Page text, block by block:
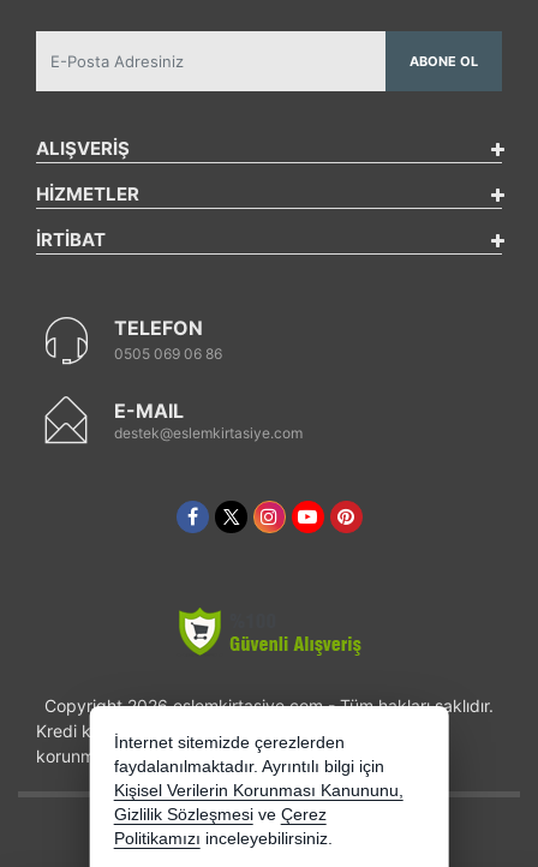
ABONE OL
ALIŞVERİŞ
HİZMETLER
İRTİBAT
TELEFON
0505 069 06 86
E-MAIL
destek@eslemkirtasiye.com
Copyright 2026 eslemkirtasiye.com - Tüm hakları saklıdır.
Kredi kartı bilgileriniz 256bit SSL sertifikası ile
korunmaktadır.
Bu site AKINSOFT E-Ticaret ile hazırlanmıştır.
İnternet sitemizde çerezlerden
faydalanılmaktadır. Ayrıntılı bilgi için
Kişisel Verilerin Korunması Kanununu,
Gizlilik Sözleşmesi ve Çerez
Politikamızı inceleyebilirsiniz.